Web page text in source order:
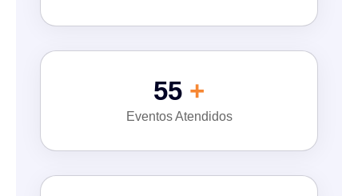
55 +
Eventos Atendidos